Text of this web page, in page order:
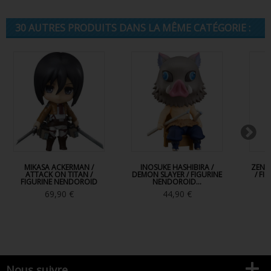
30 AUTRES PRODUITS DANS LA MÊME CATÉGORIE :
MIKASA ACKERMAN /
ATTACK ON TITAN /
FIGURINE NENDOROID
69,90 €
INOSUKE HASHIBIRA /
DEMON SLAYER / FIGURINE
NENDOROID...
44,90 €
/